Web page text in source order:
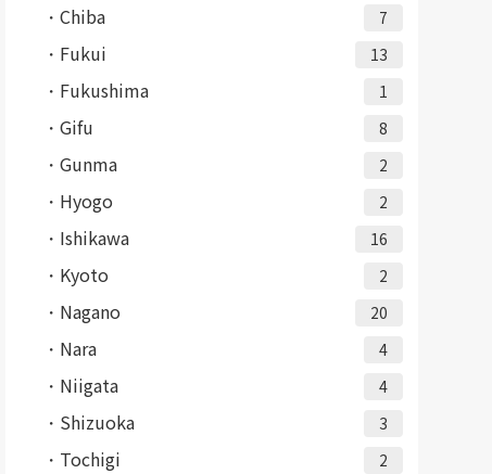
Chiba 7
Fukui 13
Fukushima 1
Gifu 8
Gunma 2
Hyogo 2
Ishikawa 16
Kyoto 2
Nagano 20
Nara 4
Niigata 4
Shizuoka 3
Tochigi 2